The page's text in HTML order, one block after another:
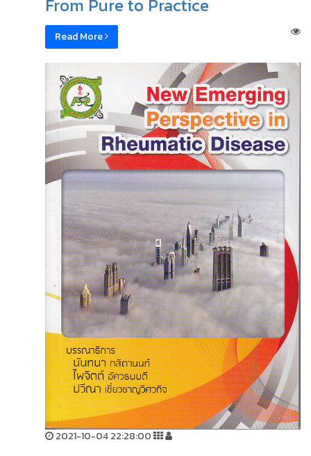
From Pure to Practice
Read More
2021-10-04 22:28:00